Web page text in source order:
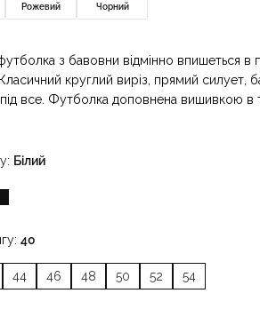
Рожевий Чорний
з бавовни відмінно впишеться
круглий виріз, прямий силует,
все. Футболка доповнена вишивкою в
Білий
40
44 46 48 50 52 54